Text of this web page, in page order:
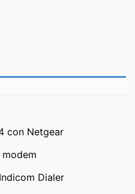
con Netgear
Dialer